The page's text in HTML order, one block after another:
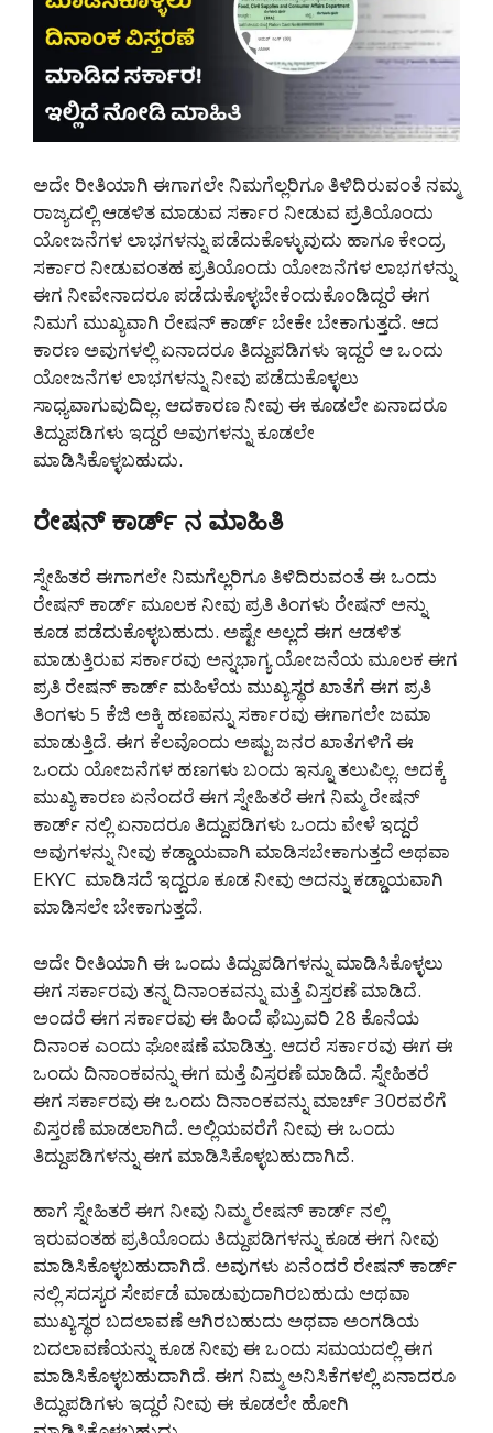
ಅದೇ ರೀತಿಯಾಗಿ ಈಗಾಗಲೇ ನಿಮಗೆಲ್ಲರಿಗೂ ತಿಳಿದಿರುವಂತೆ ನಮ್ಮ
ರಾಜ್ಯದಲ್ಲಿ ಆಡಳಿತ ಮಾಡುವ ಸರ್ಕಾರ ನೀಡುವ ಪ್ರತಿಯೊಂದು
ಯೋಜನೆಗಳ ಲಾಭಗಳನ್ನು ಪಡೆದುಕೊಳ್ಳುವುದು ಹಾಗೂ ಕೇಂದ್ರ
ಸರ್ಕಾರ ನೀಡುವಂತಹ ಪ್ರತಿಯೊಂದು ಯೋಜನೆಗಳ ಲಾಭಗಳನ್ನು
ಈಗ ನೀವೇನಾದರೂ ಪಡೆದುಕೊಳ್ಳಬೇಕೆಂದುಕೊಂಡಿದ್ದರೆ ಈಗ
ನಿಮಗೆ ಮುಖ್ಯವಾಗಿ ರೇಷನ್ ಕಾರ್ಡ್ ಬೇಕೇ ಬೇಕಾಗುತ್ತದೆ. ಆದ
ಕಾರಣ ಅವುಗಳಲ್ಲಿ ಏನಾದರೂ ತಿದ್ದುಪಡಿಗಳು ಇದ್ದರೆ ಆ ಒಂದು
ಯೋಜನೆಗಳ ಲಾಭಗಳನ್ನು ನೀವು ಪಡೆದುಕೊಳ್ಳಲು
ಸಾಧ್ಯವಾಗುವುದಿಲ್ಲ. ಆದಕಾರಣ ನೀವು ಈ ಕೂಡಲೇ ಏನಾದರೂ
ತಿದ್ದುಪಡಿಗಳು ಇದ್ದರೆ ಅವುಗಳನ್ನು ಕೂಡಲೇ
ಮಾಡಿಸಿಕೊಳ್ಳಬಹುದು.
ರೇಷನ್ ಕಾರ್ಡ್ ನ ಮಾಹಿತಿ
ಸ್ನೇಹಿತರೆ ಈಗಾಗಲೇ ನಿಮಗೆಲ್ಲರಿಗೂ ತಿಳಿದಿರುವಂತೆ ಈ ಒಂದು
ರೇಷನ್ ಕಾರ್ಡ್ ಮೂಲಕ ನೀವು ಪ್ರತಿ ತಿಂಗಳು ರೇಷನ್ ಅನ್ನು
ಕೂಡ ಪಡೆದುಕೊಳ್ಳಬಹುದು. ಅಷ್ಟೇ ಅಲ್ಲದೆ ಈಗ ಆಡಳಿತ
ಮಾಡುತ್ತಿರುವ ಸರ್ಕಾರವು ಅನ್ನಭಾಗ್ಯ ಯೋಜನೆಯ ಮೂಲಕ ಈಗ
ಪ್ರತಿ ರೇಷನ್ ಕಾರ್ಡ್ ಮಹಿಳೆಯ ಮುಖ್ಯಸ್ಥರ ಖಾತೆಗೆ ಈಗ ಪ್ರತಿ
ತಿಂಗಳು 5 ಕೆಜಿ ಅಕ್ಕಿ ಹಣವನ್ನು ಸರ್ಕಾರವು ಈಗಾಗಲೇ ಜಮಾ
ಮಾಡುತ್ತಿದೆ. ಈಗ ಕೆಲವೊಂದು ಅಷ್ಟು ಜನರ ಖಾತೆಗಳಿಗೆ ಈ
ಒಂದು ಯೋಜನೆಗಳ ಹಣಗಳು ಬಂದು ಇನ್ನೂ ತಲುಪಿಲ್ಲ. ಅದಕ್ಕೆ
ಮುಖ್ಯ ಕಾರಣ ಏನೆಂದರೆ ಈಗ ಸ್ನೇಹಿತರೆ ಈಗ ನಿಮ್ಮ ರೇಷನ್
ಕಾರ್ಡ್ ನಲ್ಲಿ ಏನಾದರೂ ತಿದ್ದುಪಡಿಗಳು ಒಂದು ವೇಳೆ ಇದ್ದರೆ
ಅವುಗಳನ್ನು ನೀವು ಕಡ್ಡಾಯವಾಗಿ ಮಾಡಿಸಬೇಕಾಗುತ್ತದೆ ಅಥವಾ
EKYC ಮಾಡಿಸದೆ ಇದ್ದರೂ ಕೂಡ ನೀವು ಅದನ್ನು ಕಡ್ಡಾಯವಾಗಿ
ಮಾಡಿಸಲೇ ಬೇಕಾಗುತ್ತದೆ.
ಅದೇ ರೀತಿಯಾಗಿ ಈ ಒಂದು ತಿದ್ದುಪಡಿಗಳನ್ನು ಮಾಡಿಸಿಕೊಳ್ಳಲು
ಈಗ ಸರ್ಕಾರವು ತನ್ನ ದಿನಾಂಕವನ್ನು ಮತ್ತೆ ವಿಸ್ತರಣೆ ಮಾಡಿದೆ.
ಅಂದರೆ ಈಗ ಸರ್ಕಾರವು ಈ ಹಿಂದೆ ಫೆಬ್ರುವರಿ 28 ಕೊನೆಯ
ದಿನಾಂಕ ಎಂದು ಘೋಷಣೆ ಮಾಡಿತ್ತು. ಆದರೆ ಸರ್ಕಾರವು ಈಗ ಈ
ಒಂದು ದಿನಾಂಕವನ್ನು ಈಗ ಮತ್ತೆ ವಿಸ್ತರಣೆ ಮಾಡಿದೆ. ಸ್ನೇಹಿತರೆ
ಈಗ ಸರ್ಕಾರವು ಈ ಒಂದು ದಿನಾಂಕವನ್ನು ಮಾರ್ಚ್ 30ರವರೆಗೆ
ವಿಸ್ತರಣೆ ಮಾಡಲಾಗಿದೆ. ಅಲ್ಲಿಯವರೆಗೆ ನೀವು ಈ ಒಂದು
ತಿದ್ದುಪಡಿಗಳನ್ನು ಈಗ ಮಾಡಿಸಿಕೊಳ್ಳಬಹುದಾಗಿದೆ.
ಹಾಗೆ ಸ್ನೇಹಿತರೆ ಈಗ ನೀವು ನಿಮ್ಮ ರೇಷನ್ ಕಾರ್ಡ್ ನಲ್ಲಿ
ಇರುವಂತಹ ಪ್ರತಿಯೊಂದು ತಿದ್ದುಪಡಿಗಳನ್ನು ಕೂಡ ಈಗ ನೀವು
ಮಾಡಿಸಿಕೊಳ್ಳಬಹುದಾಗಿದೆ. ಅವುಗಳು ಏನೆಂದರೆ ರೇಷನ್ ಕಾರ್ಡ್
ನಲ್ಲಿ ಸದಸ್ಯರ ಸೇರ್ಪಡೆ ಮಾಡುವುದಾಗಿರಬಹುದು ಅಥವಾ
ಮುಖ್ಯಸ್ಥರ ಬದಲಾವಣೆ ಆಗಿರಬಹುದು ಅಥವಾ ಅಂಗಡಿಯ
ಬದಲಾವಣೆಯನ್ನು ಕೂಡ ನೀವು ಈ ಒಂದು ಸಮಯದಲ್ಲಿ ಈಗ
ಮಾಡಿಸಿಕೊಳ್ಳಬಹುದಾಗಿದೆ. ಈಗ ನಿಮ್ಮ ಅನಿಸಿಕೆಗಳಲ್ಲಿ ಏನಾದರೂ
ತಿದ್ದುಪಡಿಗಳು ಇದ್ದರೆ ನೀವು ಈ ಕೂಡಲೇ ಹೋಗಿ